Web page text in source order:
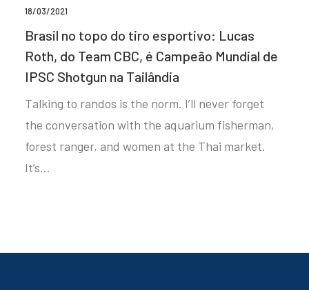
18/03/2021
Brasil no topo do tiro esportivo: Lucas
Roth, do Team CBC, é Campeão Mundial de
IPSC Shotgun na Tailândia
Talking to randos is the norm. I’ll never forget
the conversation with the aquarium fisherman,
forest ranger, and women at the Thai market.
It’s…